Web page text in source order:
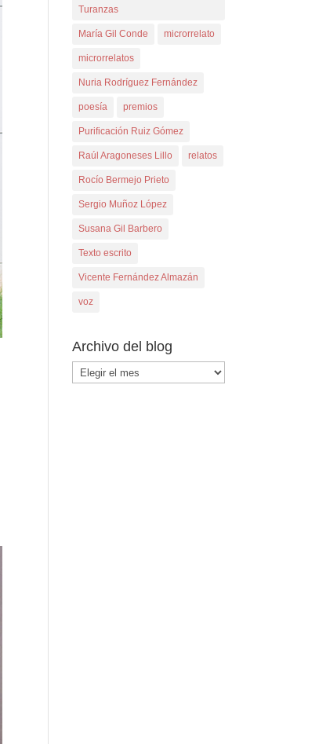
Turanzas
María Gil Conde microrrelato
microrrelatos
Nuria Rodríguez Fernández
poesía premios
Purificación Ruiz Gómez
Raúl Aragoneses Lillo relatos
Rocío Bermejo Prieto
Sergio Muñoz López
Susana Gil Barbero
Texto escrito
Vicente Fernández Almazán
voz
Archivo del blog
Archivo
del